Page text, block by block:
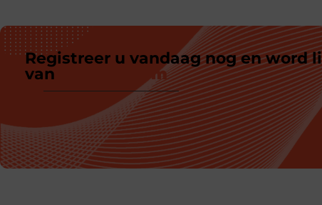
Registreer u vandaag nog en word
van
ons platform